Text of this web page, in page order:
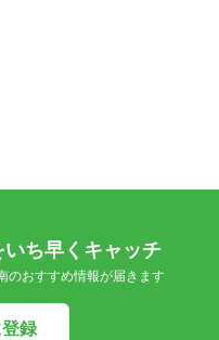
ち早くキャッチ
のおすすめ情報が届きます
録